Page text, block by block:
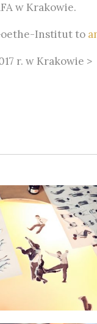
w Krakowie.
Institut to
r. w Krakowie >